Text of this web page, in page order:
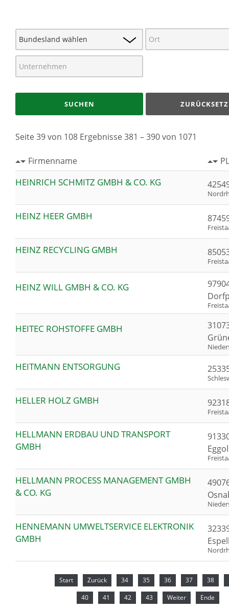
SUCHEN
Seite 39 von 108 Ergebnisse 381 – 390 von 1071
Firmenname
HEINRICH SCHMITZ GMBH & CO. KG
HEINZ HEER GMBH
HEINZ RECYCLING GMBH
HEINZ WILL GMBH & CO. KG
HEITEC ROHSTOFFE GMBH
HEITMANN ENTSORGUNG
HELLER HOLZ GMBH
HELLMANN ERDBAU UND TRANSPORT
GMBH
HELLMANN PROCESS MANAGEMENT GMBH
& CO. KG
HENNEMANN UMWELTSERVICE ELEKTRONIK
GMBH
Start Zurück 34 35 36 37 38
40 41 42 43 Weiter Ende